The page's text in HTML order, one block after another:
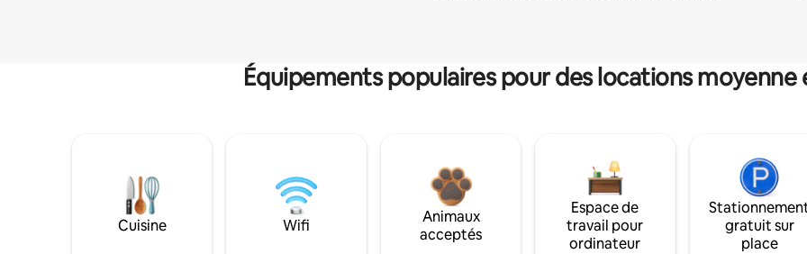
Équipements populaires pour des locations
Cuisine Wifi
Animaux
acceptés
Espace de
travail pour
ordinateur
gratuit sur
place